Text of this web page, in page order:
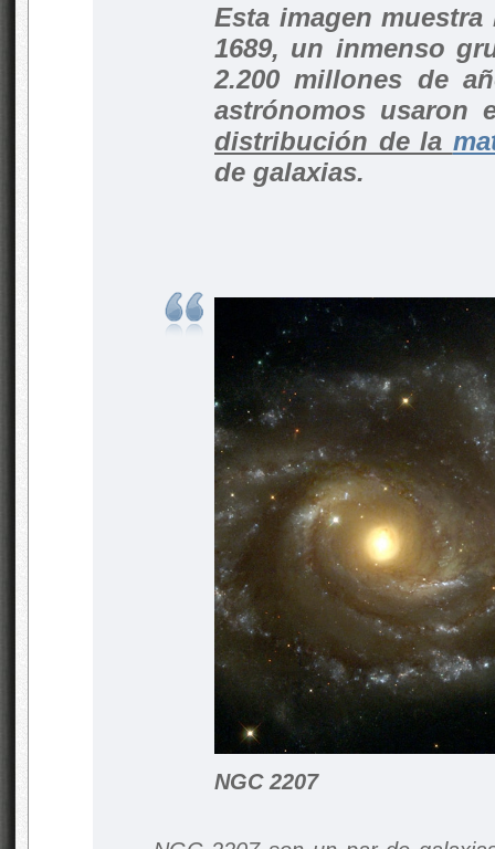
Esta imagen
1689, un inmenso
2.200 millones de
astrónomos usaron
distribución de la
de galaxias.
NGC 2207